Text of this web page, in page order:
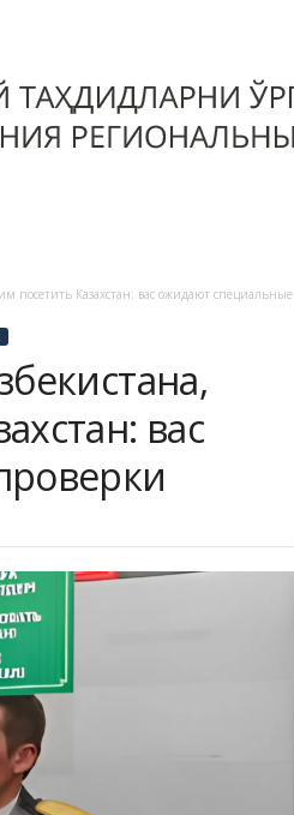
Казахстан: вас ожидают специальные
вас